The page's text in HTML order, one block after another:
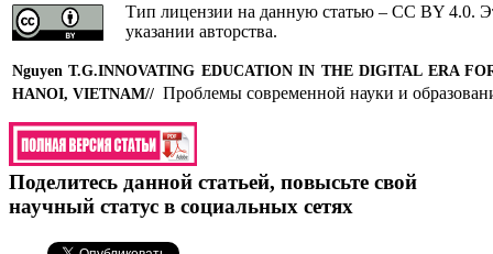
Тип лицензии на данную статью – CC BY 4.0.
указании авторства.
Nguyen T.G.INNOVATING EDUCATION IN THE DIGITAL ERA
HANOI, VIETNAM// Проблемы современной науки и
Поделитесь данной статьей, повысьте свой
научный статус в социальных сетях